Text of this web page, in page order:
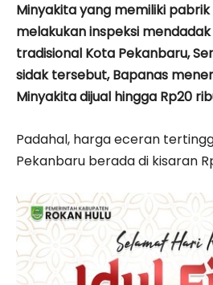
Minyakita yang memiliki pabrik
melakukan inspeksi
tradisional Kota Pekanbaru,
sidak tersebut, Bapanas
Minyakita dijual hingga Rp20
Padahal, harga eceran
Pekanbaru berada di kisaran